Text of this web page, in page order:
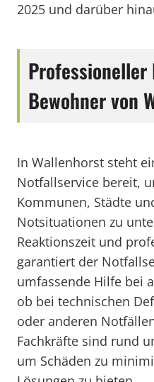
2025 und darüber
Bewohner von
In Wallenhorst steht
Notfallservice bereit,
Kommunen, Städte
Notsituationen zu
Reaktionszeit und
garantiert der
umfassende Hilfe bei
ob bei technischen
oder anderen
Fachkräfte sind rund
um Schäden zu